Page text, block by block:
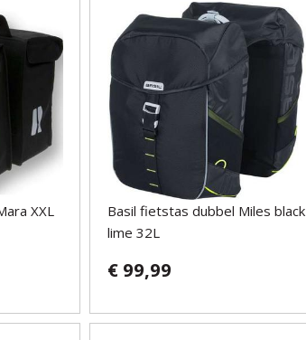
XXL
Basil fietstas dubbel Miles black
lime 32L
€ 99,99